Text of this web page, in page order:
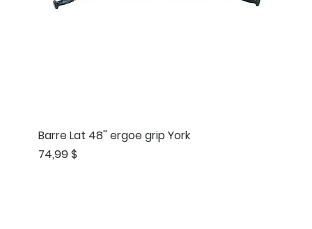
Barre Lat 48'' ergoe grip York
Prix
74,99 $